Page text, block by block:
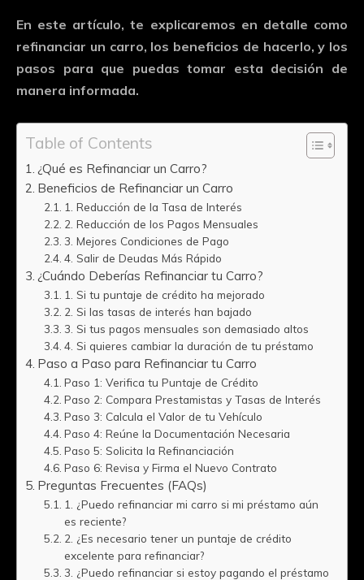
En este artículo,te explicaremos en detalle como
refinanciar un carro, los beneficios de hacerlo,y los
pasos para que puedastomar esta decisión de
manera informada.
Table of Contents
¿Qué es Refinanciar un Carro?
Beneficios de Refinanciar un Carro
1. Reducción de la Tasa de Interés
2. Reducción de los Pagos Mensuales
3. Mejores Condiciones de Pago
4. Salir de Deudas Más Rápido
¿Cuándo Deberías Refinanciar tu Carro?
1. Si tu puntaje de crédito ha mejorado
2. Si las tasas de interés han bajado
3. Si tus pagos mensuales son demasiado altos
4. Si quieres cambiar la duración de tu préstamo
Paso a Paso para Refinanciar tu Carro
Paso 1: Verifica tu Puntaje de Crédito
Paso 2: Compara Prestamistas y Tasas de Interés
Paso 3: Calcula el Valor de tu Vehículo
Paso 4: Reúne la Documentación Necesaria
Paso 5: Solicita la Refinanciación
Paso 6: Revisa y Firma el Nuevo Contrato
Preguntas Frecuentes (FAQs)
1. ¿Puedo refinanciar mi carro si mi préstamo aún
es reciente?
2. ¿Es necesario tener un puntaje de crédito
excelente para refinanciar?
3. ¿Puedo refinanciar si estoy pagando el préstamo